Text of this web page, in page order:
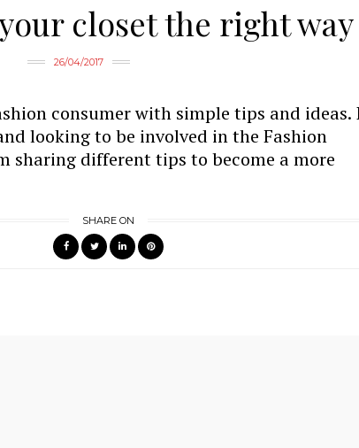
closet the right way
26/04/2017
consumer with simple tips and ideas.
looking to be involved in the Fashion
sharing different tips to become a more
SHARE ON